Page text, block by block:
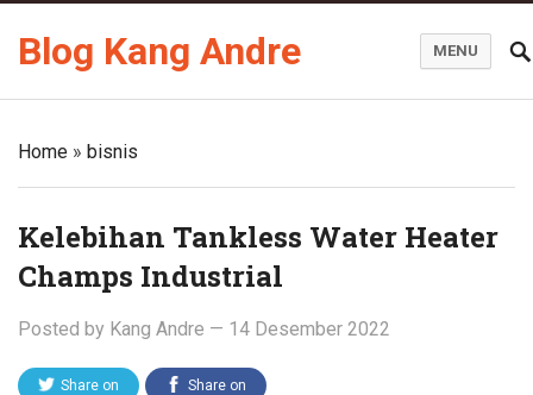
Blog Kang Andre MENU
Home » bisnis
Kelebihan Tankless Water Heater
Champs Industrial
Posted by Kang Andre — 14 Desember 2022
Share on Share on